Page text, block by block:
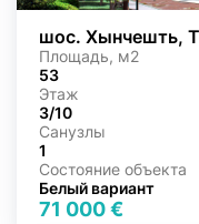
шос. Хынчешть,
Площадь, м2
53
Этаж
3/10
Санузлы
1
Состояние объекта
Белый вариант
71 000 €